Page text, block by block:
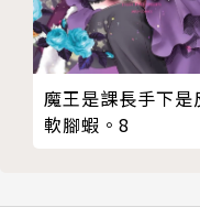
魔王是課長手下是
軟腳蝦。8